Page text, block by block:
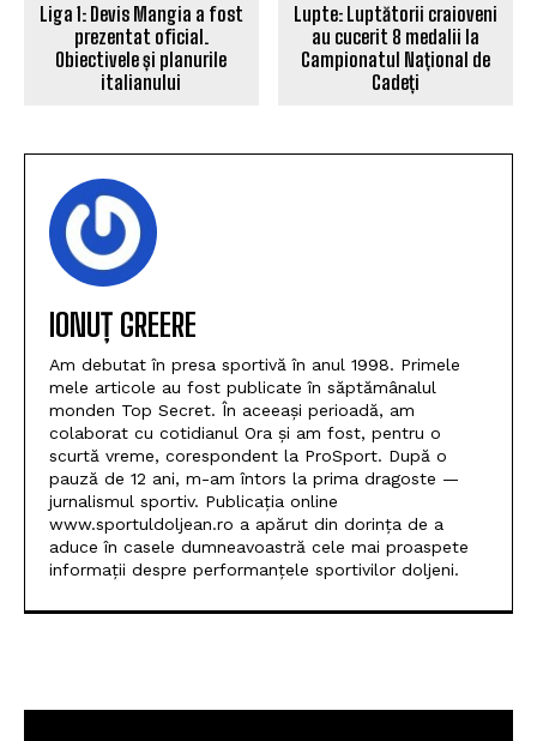
Liga 1: Devis Mangia a fost
prezentat oficial.
Obiectivele și planurile
italianului
Lupte: Luptătorii craioveni
au cucerit 8 medalii la
Campionatul Național de
Cadeți
IONUȚ GREERE
Am debutat în presa sportivă în anul 1998. Primele
mele articole au fost publicate în săptămânalul
monden Top Secret. În aceeași perioadă, am
colaborat cu cotidianul Ora și am fost, pentru o
scurtă vreme, corespondent la ProSport. După o
pauză de 12 ani, m-am întors la prima dragoste —
jurnalismul sportiv. Publicația online
www.sportuldoljean.ro a apărut din dorința de a
aduce în casele dumneavoastră cele mai proaspete
informații despre performanțele sportivilor doljeni.